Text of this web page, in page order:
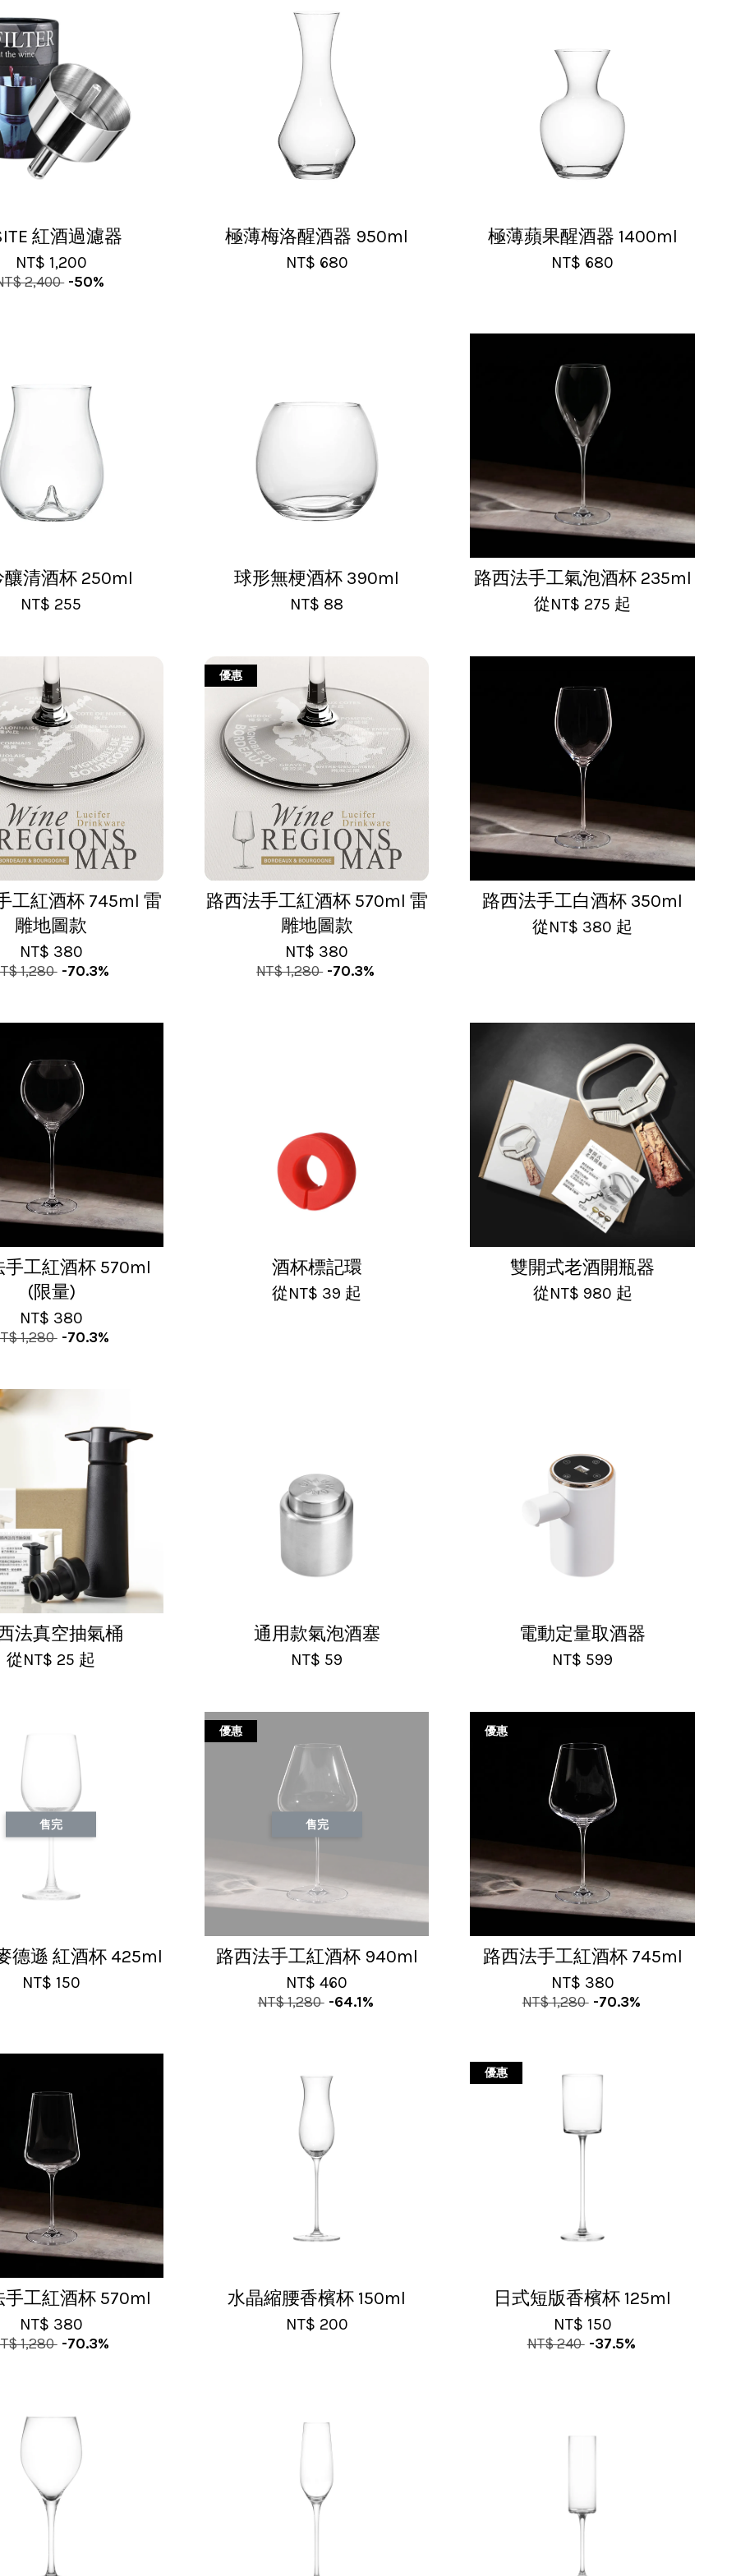
紅酒過濾器
NT$ 1,200
2,400 -50%
極薄梅洛醒酒器 950ml
NT$ 680
極薄蘋果醒酒器 1400ml
NT$ 680
釀清酒杯 250ml
NT$ 255
球形無梗酒杯 390ml
NT$ 88
路西法手工氣泡酒杯 235ml
從NT$ 275 起
工紅酒杯 745ml 雷
雕地圖款
NT$ 380
1,280 -70.3%
優惠
路西法手工紅酒杯 570ml 雷
雕地圖款
NT$ 380
NT$ 1,280 -70.3%
路西法手工白酒杯 350ml
從NT$ 380 起
手工紅酒杯 570ml
(限量)
NT$ 380
1,280 -70.3%
酒杯標記環
從NT$ 39 起
雙開式老酒開瓶器
從NT$ 980 起
法真空抽氣桶
從NT$ 25 起
通用款氣泡酒塞
NT$ 59
電動定量取酒器
NT$ 599
售完
德遜 紅酒杯 425ml
NT$ 150
優惠
售完
路西法手工紅酒杯 940ml
NT$ 460
NT$ 1,280 -64.1%
優惠
路西法手工紅酒杯 745ml
NT$ 380
NT$ 1,280 -70.3%
手工紅酒杯 570ml
NT$ 380
1,280 -70.3%
水晶縮腰香檳杯 150ml
NT$ 200
優惠
日式短版香檳杯 125ml
NT$ 150
NT$ 240 -37.5%